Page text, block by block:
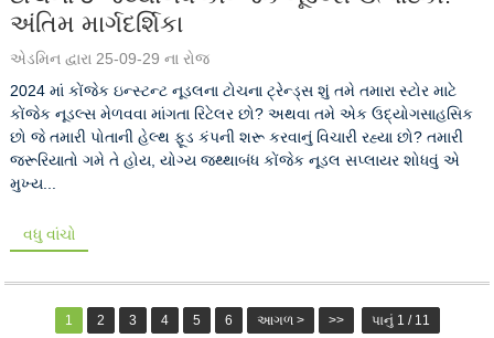
અંતિમ માર્ગદર્શિકા
એડમિન દ્વારા 25-09-29 ના રોજ
2024 માં કોંજેક ઇન્સ્ટન્ટ નૂડલના ટોચના ટ્રેન્ડ્સ શું તમે તમારા સ્ટોર માટે
કોંજેક નૂડલ્સ મેળવવા માંગતા રિટેલર છો? અથવા તમે એક ઉદ્યોગસાહસિક
છો જે તમારી પોતાની હેલ્થ ફૂડ કંપની શરૂ કરવાનું વિચારી રહ્યા છો? તમારી
જરૂરિયાતો ગમે તે હોય, યોગ્ય જથ્થાબંધ કોંજેક નૂડલ સપ્લાયર શોધવું એ
મુખ્ય...
વધુ વાંચો
1 2 3 4 5 6 આગળ > >> પાનું 1 / 11